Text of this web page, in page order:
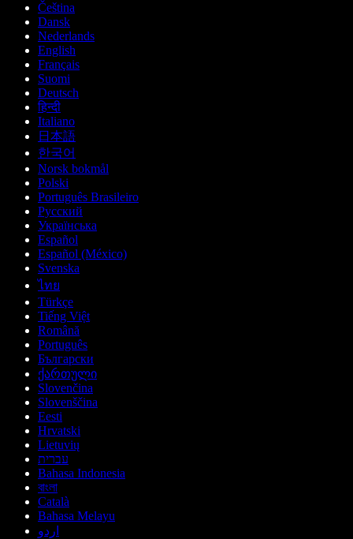
Čeština
Dansk
Nederlands
English
Français
Suomi
Deutsch
हिन्दी
Italiano
日本語
한국어
Norsk bokmål
Polski
Português Brasileiro
Русский
Українська
Español
Español (México)
Svenska
ไทย
Türkçe
Tiếng Việt
Română
Português
Български
ქართული
Slovenčina
Slovenščina
Eesti
Hrvatski
Lietuvių
עברית
Bahasa Indonesia
বাংলা
Català
Bahasa Melayu
اردو